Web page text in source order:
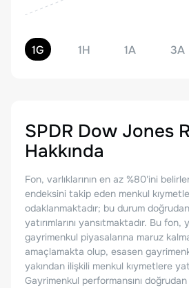
1G 1H 1A 3A
SPDR Dow Jones
Hakkında
Fon, varlıklarının en az %80'ini
endeksini takip eden menkul
odaklanmaktadır; bu durum
yatırımlarını yansıtmaktadır. Bu fon,
gayrimenkul piyasalarına maruz
amaçlamakta olup, esasen
yakından ilişkili menkul kıymetlere
Gayrimenkul performansını